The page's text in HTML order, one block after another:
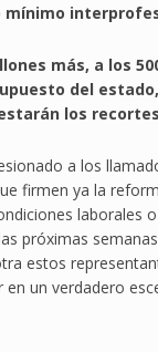
mínimo
más, a los
del
los
a los
firmen ya la
laborales
próximas
estos
un verdadero